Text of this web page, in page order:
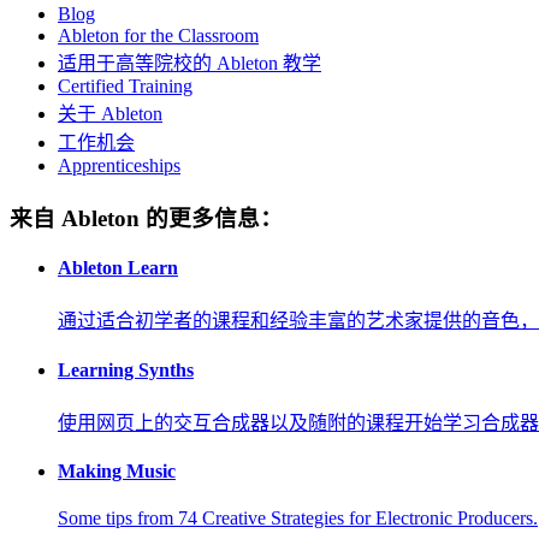
Blog
Ableton for the Classroom
适用于高等院校的 Ableton 教学
Certified Training
关于 Ableton
工作机会
Apprenticeships
来自 Ableton 的更多信息：
Ableton Learn
通过适合初学者的课程和经验丰富的艺术家提供的音色，
Learning Synths
使用网页上的交互合成器以及随附的课程开始学习合成器
Making Music
Some tips from 74 Creative Strategies for Electronic Producers.